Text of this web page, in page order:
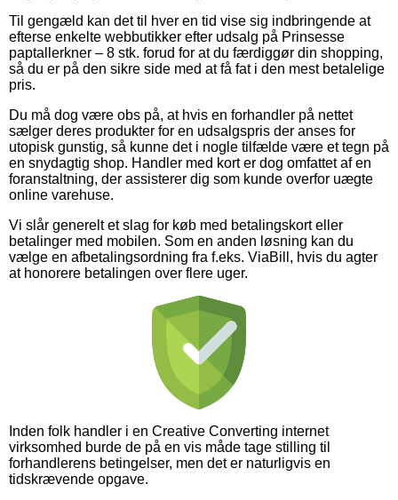
Til gengæld kan det til hver en tid vise sig indbringende at
efterse enkelte webbutikker efter udsalg på Prinsesse
paptallerkner – 8 stk. forud for at du færdiggør din shopping,
så du er på den sikre side med at få fat i den mest betalelige
pris.
Du må dog være obs på, at hvis en forhandler på nettet
sælger deres produkter for en udsalgspris der anses for
utopisk gunstig, så kunne det i nogle tilfælde være et tegn på
en snydagtig shop. Handler med kort er dog omfattet af en
foranstaltning, der assisterer dig som kunde overfor uægte
online varehuse.
Vi slår generelt et slag for køb med betalingskort eller
betalinger med mobilen. Som en anden løsning kan du
vælge en afbetalingsordning fra f.eks. ViaBill, hvis du agter
at honorere betalingen over flere uger.
Inden folk handler i en Creative Converting internet
virksomhed burde de på en vis måde tage stilling til
forhandlerens betingelser, men det er naturligvis en
tidskrævende opgave.